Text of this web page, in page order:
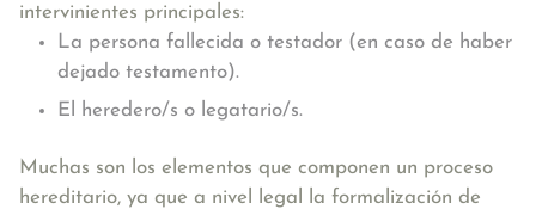
intervinientes principales:
La persona fallecida o testador (en caso de haber
dejado testamento).
El heredero/s o legatario/s.
Muchas son los elementos que componen un proceso
hereditario, ya que a nivel legal la formalización de